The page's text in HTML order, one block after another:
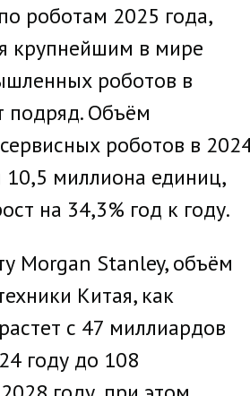
роботам 2025 года,
крупнейшим в мире
роботов в
подряд. Объём
роботов в
10,5 миллиона единиц,
на 34,3% год к году.
Morgan Stanley, объём
Китая, как
с 47 миллиардов
году до 108